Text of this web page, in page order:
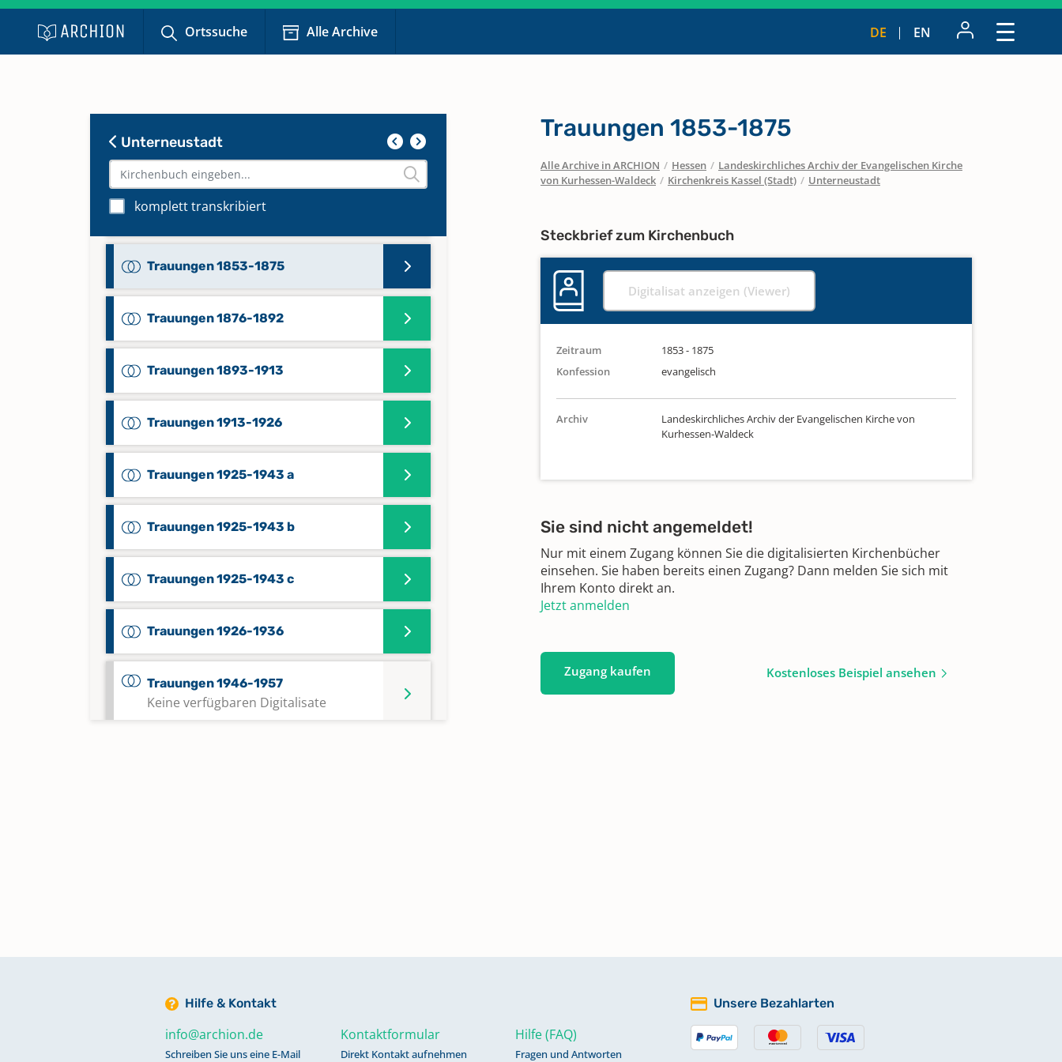
Ortssuche Alle Archive DE EN
Unterneustadt
komplett transkribiert
Taufen 1856-1876
Taufen 1876-1889
Taufen 1899-1908
Taufen 1908-1920
Trauungen 1853-1875
Trauungen 1876-1892
Trauungen 1893-1913
Trauungen 1913-1926
Trauungen 1925-1943 a
Trauungen 1925-1943 b
Trauungen 1925-1943 c
Trauungen 1926-1936
Trauungen 1946-1957
Keine verfügbaren Digitalisate
Trauungen 1853-1875
Alle Archive in ARCHION / Hessen / Landeskirchliches Archiv der Evangelischen Kirche
von Kurhessen-Waldeck / Kirchenkreis Kassel (Stadt) / Unterneustadt
Steckbrief zum Kirchenbuch
Digitalisat anzeigen (Viewer)
Zeitraum
1853 - 1875
Konfession
evangelisch
Archiv
Landeskirchliches Archiv der Evangelischen Kirche von
Kurhessen-Waldeck
Sie sind nicht angemeldet!
Nur mit einem Zugang können Sie die digitalisierten Kirchenbücher
einsehen. Sie haben bereits einen Zugang? Dann melden Sie sich mit
Ihrem Konto direkt an.
Jetzt anmelden
Zugang kaufen Kostenloses Beispiel ansehen
Hilfe & Kontakt
info@archion.de
Schreiben Sie uns eine E-Mail
Kontaktformular
Direkt Kontakt aufnehmen
Hilfe (FAQ)
Fragen und Antworten
Unsere Bezahlarten